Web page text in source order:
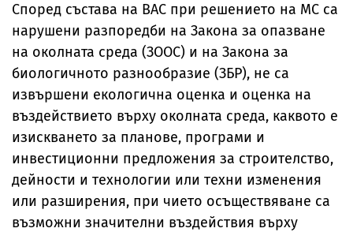
Според състава на ВАС при решението на МС са
нарушени разпоредби на Закона за опазване
на околната среда (ЗООС) и на Закона за
биологичното разнообразие (ЗБР), не са
извършени екологична оценка и оценка на
въздействието върху околната среда, каквото е
изискването за планове, програми и
инвестиционни предложения за строителство,
дейности и технологии или техни изменения
или разширения, при чието осъществяване са
възможни значителни въздействия върху